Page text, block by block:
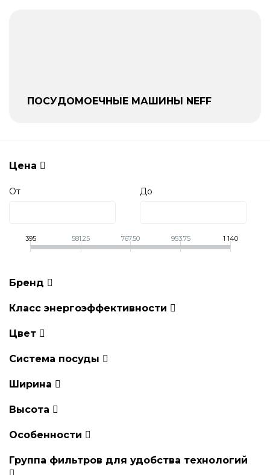
ПОСУДОМОЕЧНЫЕ МАШИНЫ NEFF
Цена
От До
395 581.25 767.50 953.75 1 140
Бренд
Класс энергоэффективности
Цвет
Система посуды
Ширина
Высота
Особенности
Группа фильтров для удобства технологий